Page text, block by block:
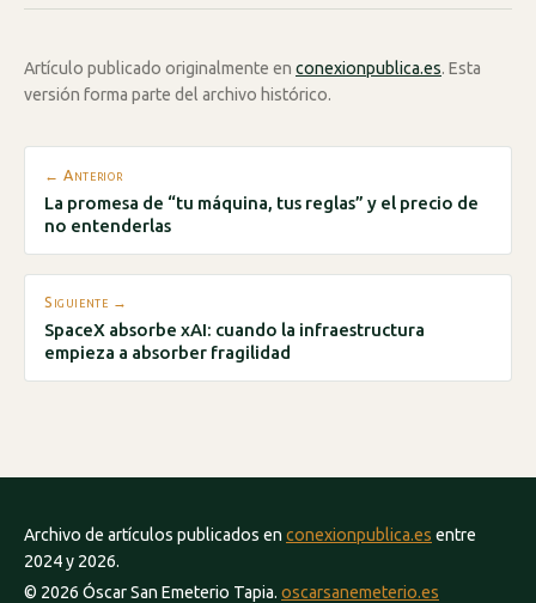
Artículo publicado originalmente en conexionpublica.es. Esta
versión forma parte del archivo histórico.
← Anterior
La promesa de “tu máquina, tus reglas” y el precio de
no entenderlas
Siguiente →
SpaceX absorbe xAI: cuando la infraestructura
empieza a absorber fragilidad
Archivo de artículos publicados en conexionpublica.es entre
2024 y 2026.
© 2026 Óscar San Emeterio Tapia. oscarsanemeterio.es